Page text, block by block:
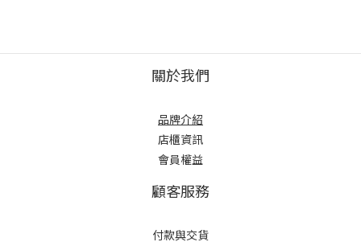
關於我們
品牌介紹
店櫃資訊
會員權益
顧客服務
付款與交貨